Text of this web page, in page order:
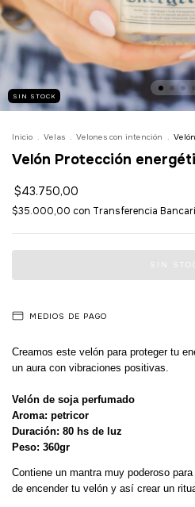
SIN STOCK
Inicio . Velas . Velones con intención .
Velón Protección
$43.750,00
$35.000,00 con Transferencia
MEDIOS DE PAGO
Creamos este velón para proteger tu
un aura con vibraciones positivas.
Velón de soja perfumado
Aroma: petricor
Duración: 80 hs de luz
Peso: 360gr
Contiene un mantra muy poderoso
de encender tu velón y así crear un